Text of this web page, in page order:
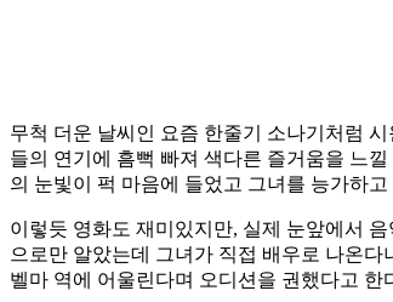
무척 더운 날씨인 요즘 한줄기 소나기처럼
들의 연기에 흠뻑 빠져 색다른 즐거움을 느
의 눈빛이 퍽 마음에 들었고 그녀를 능가하
이렇듯 영화도 재미있지만, 실제 눈앞에서
으로만 알았는데 그녀가 직접 배우로 나온
벨마 역에 어울린다며 오디션을 권했다고 한